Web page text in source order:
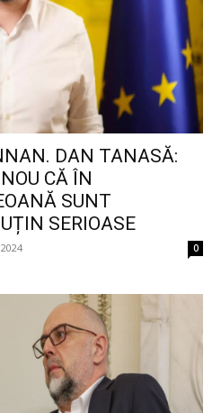
DAN TANASĂ:
CĂ ÎN
SUNT
SERIOASE
0